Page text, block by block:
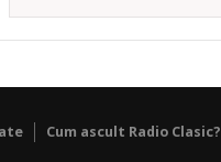
Cum ascult Radio Clasic?